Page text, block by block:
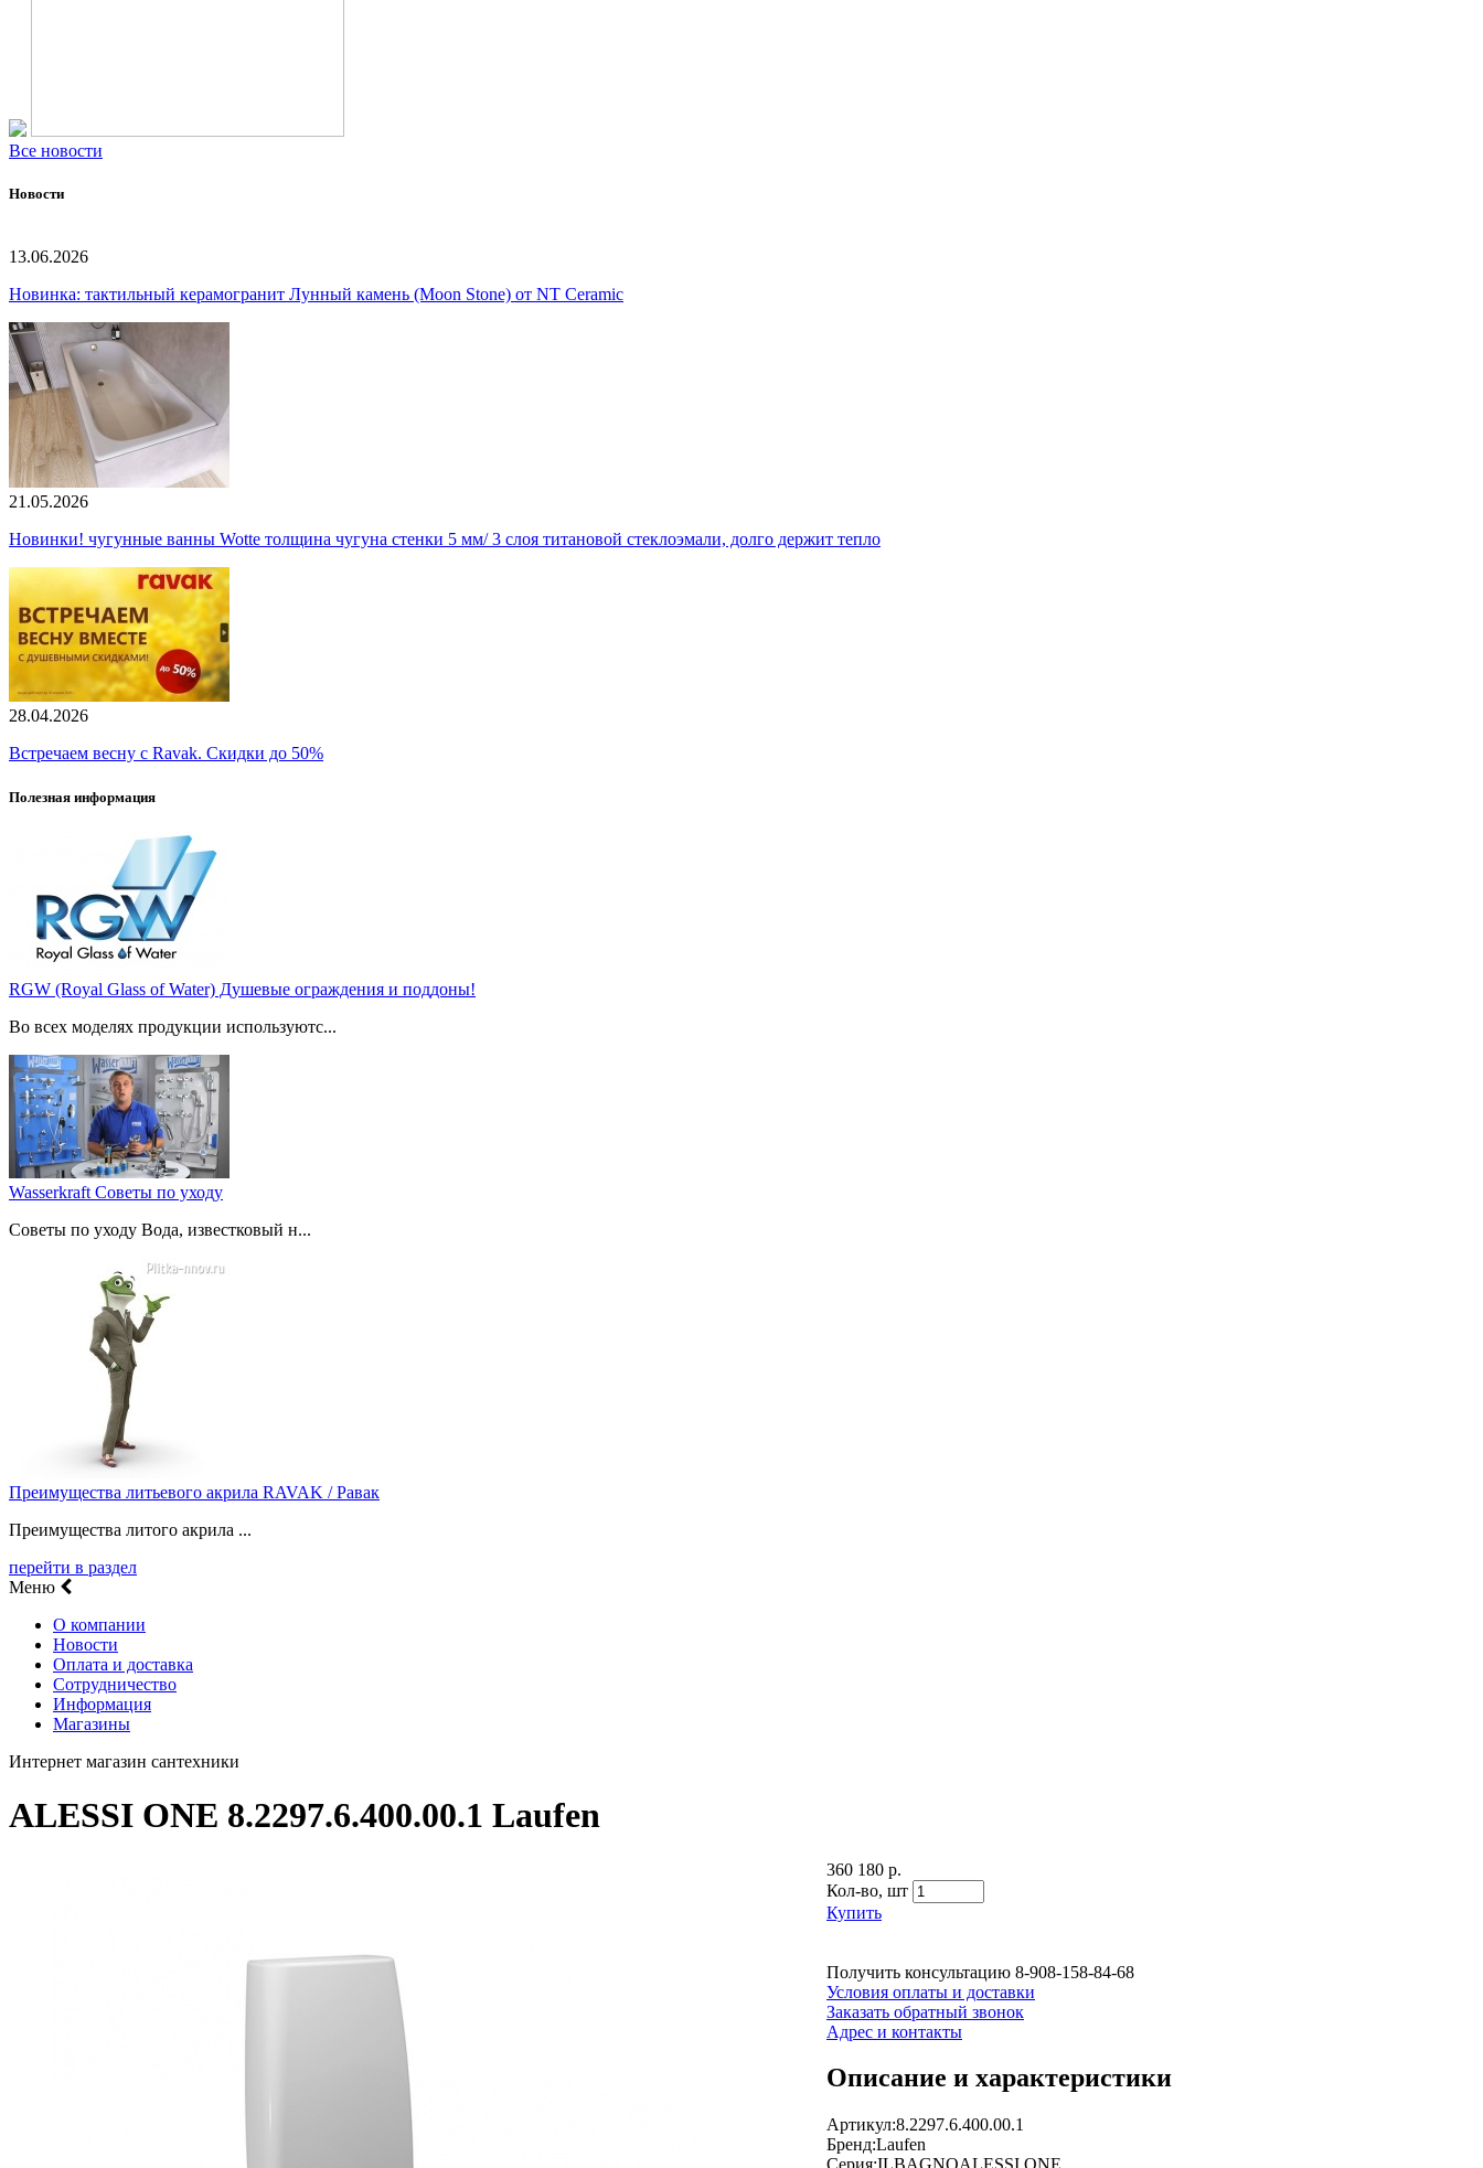
Все новости
Новости
13.06.2026
Новинка: тактильный керамогранит Лунный камень (Moon Stone) от NT Ceramic
21.05.2026
Новинки! чугунные ванны Wotte толщина чугуна стенки 5 мм/ 3 слоя титановой стеклоэмали, долго держит тепло
28.04.2026
Встречаем весну с Ravak. Скидки до 50%
Полезная информация
RGW (Royal Glass of Water) Душевые ограждения и поддоны!
Во всех моделях продукции используютс...
Wasserkraft Советы по уходу
Советы по уходу Вода, известковый н...
Преимущества литьевого акрила RAVAK / Равак
Преимущества литого акрила ...
перейти в раздел
Меню
О компании
Новости
Оплата и доставка
Сотрудничество
Информация
Магазины
Интернет магазин сантехники
ALESSI ONE 8.2297.6.400.00.1 Laufen
360 180 р.
Кол-во, шт
Купить
Получить консультацию 8-908-158-84-68
Условия оплаты и доставки
Заказать обратный звонок
Адрес и контакты
Описание и характеристики
Артикул:8.2297.6.400.00.1
Бренд:Laufen